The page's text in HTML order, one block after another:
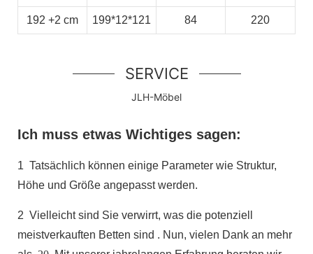
192 +2 cm 199*12*121 84 220
SERVICE
JLH-Möbel
Ich muss etwas Wichtiges sagen:
1 Tatsächlich können einige Parameter wie Struktur,
Höhe und Größe angepasst werden.
2 Vielleicht sind Sie verwirrt, was die potenziell
meistverkauften Betten sind . Nun, vielen Dank an mehr